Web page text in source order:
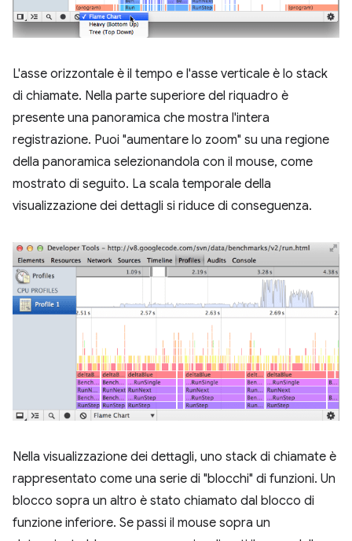
L'asse orizzontale è il tempo e l'asse verticale è lo stack
di chiamate. Nella parte superiore del riquadro è
presente una panoramica che mostra l'intera
registrazione. Puoi "aumentare lo zoom" su una regione
della panoramica selezionandola con il mouse, come
mostrato di seguito. La scala temporale della
visualizzazione dei dettagli si riduce di conseguenza.
Nella visualizzazione dei dettagli, uno stack di chiamate è
rappresentato come una serie di "blocchi" di funzioni. Un
blocco sopra un altro è stato chiamato dal blocco di
funzione inferiore. Se passi il mouse sopra un